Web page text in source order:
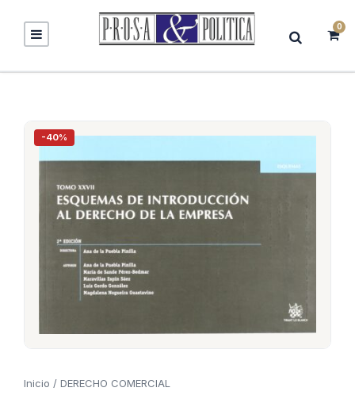
0
-40%
Inicio / DERECHO COMERCIAL